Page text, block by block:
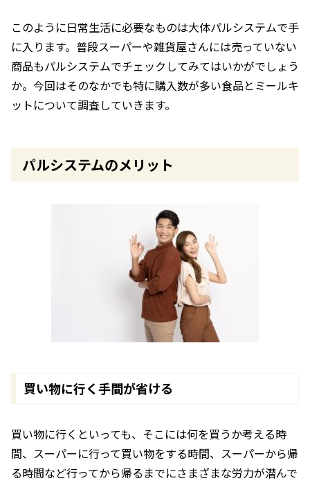
このように日常生活に必要なものは大体パルシステムで手
に入ります。普段スーパーや雑貨屋さんには売っていない
商品もパルシステムでチェックしてみてはいかがでしょう
か。今回はそのなかでも特に購入数が多い食品とミールキ
ットについて調査していきます。
パルシステムのメリット
買い物に行く手間が省ける
買い物に行くといっても、そこには何を買うか考える時
間、スーパーに行って買い物をする時間、スーパーから帰
る時間など行ってから帰るまでにさまざまな労力が潜んで